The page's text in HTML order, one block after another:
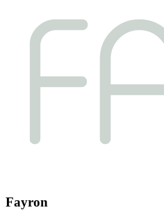
Fayron